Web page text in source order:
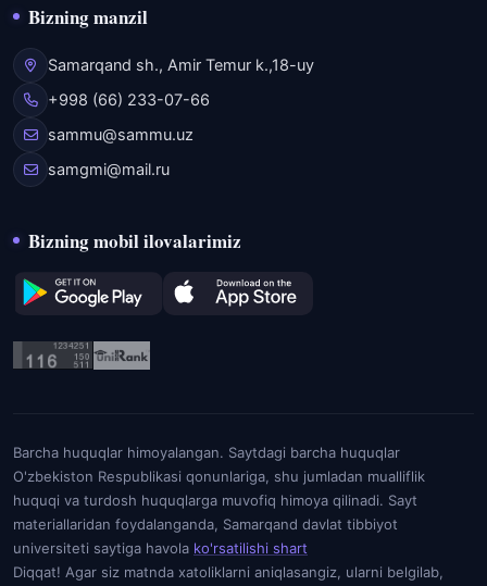
Bizning manzil
Samarqand sh., Amir Temur k.,18-uy
+998 (66) 233-07-66
sammu@sammu.uz
samgmi@mail.ru
Bizning mobil ilovalarimiz
Barcha huquqlar himoyalangan. Saytdagi barcha huquqlar
O'zbekiston Respublikasi qonunlariga, shu jumladan mualliflik
huquqi va turdosh huquqlarga muvofiq himoya qilinadi. Sayt
materiallaridan foydalanganda, Samarqand davlat tibbiyot
universiteti saytiga havola ko'rsatilishi shart
Diqqat! Agar siz matnda xatoliklarni aniqlasangiz, ularni belgilab,